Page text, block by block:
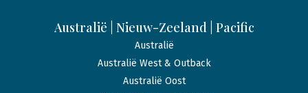
Australië | Nieuw-Zeeland | Pacific
Australië
Australië West & Outback
Australië Oost